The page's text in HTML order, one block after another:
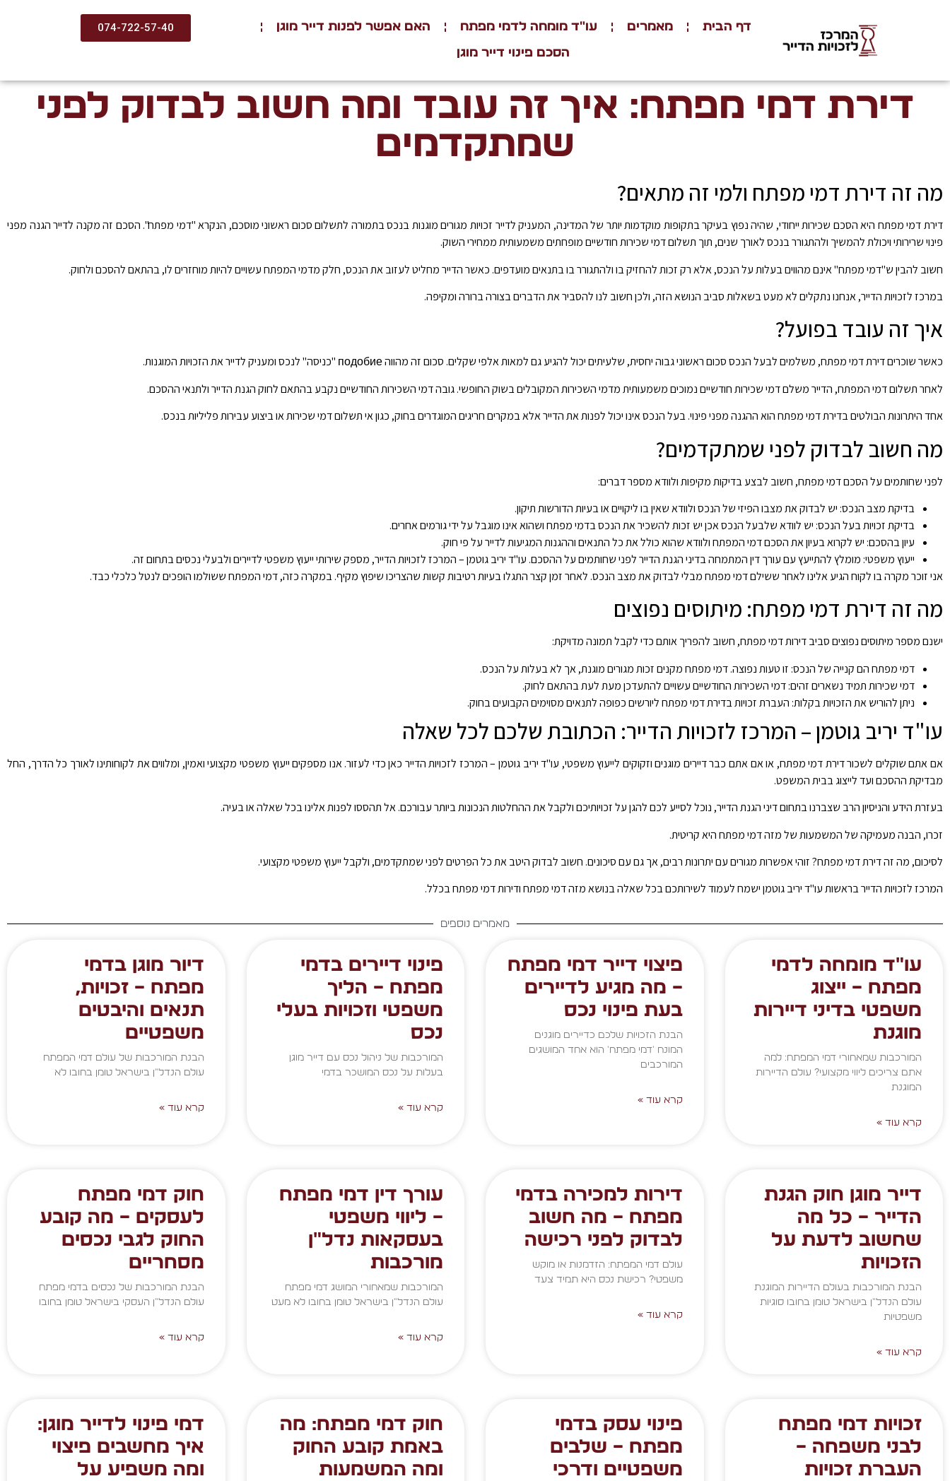
דף הבית מאמרים עו"ד מומחה לדמי מפתח האם אפשר לפנות דייר מוגן
הסכם פינוי דייר מוגן
074-722-57-40
דירת דמי מפתח: איך זה עובד ומה חשוב לבדוק לפני
שמתקדמים
מה זה דירת דמי מפתח ולמי זה מתאים?
דירת דמי מפתח היא הסכם שכירות ייחודי, שהיה נפוץ בעיקר בתקופות מוקדמות יותר של המדינה, המעניק לדייר זכויות מגורים מוגנות בנכס בתמורה לתשלום סכום ראשוני מוסכם, הנקרא "דמי מפתח". הסכם זה מקנה לדייר הגנה מפני
פינוי שרירותי ויכולת להמשיך ולהתגורר בנכס לאורך שנים, תוך תשלום דמי שכירות חודשיים מופחתים משמעותית ממחירי השוק.
חשוב להבין ש"דמי מפתח" אינם מהווים בעלות על הנכס, אלא רק זכות להחזיק בו ולהתגורר בו בתנאים מועדפים. כאשר הדייר מחליט לעזוב את הנכס, חלק מדמי המפתח עשויים להיות מוחזרים לו, בהתאם להסכם ולחוק.
במרכז לזכויות הדייר, אנחנו נתקלים לא מעט בשאלות סביב הנושא הזה, ולכן חשוב לנו להסביר את הדברים בצורה ברורה ומקיפה.
איך זה עובד בפועל?
כאשר שוכרים דירת דמי מפתח, משלמים לבעל הנכס סכום ראשוני גבוה יחסית, שלעיתים יכול להגיע גם למאות אלפי שקלים. סכום זה מהווה подобие "כניסה" לנכס ומעניק לדייר את הזכויות המוגנות.
לאחר תשלום דמי המפתח, הדייר משלם דמי שכירות חודשיים נמוכים משמעותית מדמי השכירות המקובלים בשוק החופשי. גובה דמי השכירות החודשיים נקבע בהתאם לחוק הגנת הדייר ולתנאי ההסכם.
אחד היתרונות הבולטים בדירת דמי מפתח הוא ההגנה מפני פינוי. בעל הנכס אינו יכול לפנות את הדייר אלא במקרים חריגים המוגדרים בחוק, כגון אי תשלום דמי שכירות או ביצוע עבירות פליליות בנכס.
מה חשוב לבדוק לפני שמתקדמים?
לפני שחותמים על הסכם דמי מפתח, חשוב לבצע בדיקות מקיפות ולוודא מספר דברים:
בדיקת מצב הנכס: יש לבדוק את מצבו הפיזי של הנכס ולוודא שאין בו ליקויים או בעיות הדורשות תיקון.
בדיקת זכויות בעל הנכס: יש לוודא שלבעל הנכס אכן יש זכות להשכיר את הנכס בדמי מפתח ושהוא אינו מוגבל על ידי גורמים אחרים.
עיון בהסכם: יש לקרוא בעיון את הסכם דמי המפתח ולוודא שהוא כולל את כל התנאים וההגנות המגיעות לדייר על פי חוק.
ייעוץ משפטי: מומלץ להתייעץ עם עורך דין המתמחה בדיני הגנת הדייר לפני שחותמים על ההסכם. עו"ד יריב גוטמן – המרכז לזכויות הדייר, מספק שירותי ייעוץ משפטי לדיירים ולבעלי נכסים בתחום זה.
אני זוכר מקרה בו לקוח הגיע אלינו לאחר ששילם דמי מפתח מבלי לבדוק את מצב הנכס. לאחר זמן קצר התגלו בעיות רטיבות קשות שהצריכו שיפוץ מקיף. במקרה כזה, דמי המפתח ששולמו הופכים לנטל כלכלי כבד.
מה זה דירת דמי מפתח: מיתוסים נפוצים
ישנם מספר מיתוסים נפוצים סביב דירות דמי מפתח, חשוב להפריך אותם כדי לקבל תמונה מדויקת:
דמי מפתח הם קנייה של הנכס: זו טעות נפוצה. דמי מפתח מקנים זכות מגורים מוגנת, אך לא בעלות על הנכס.
דמי שכירות תמיד נשארים זהים: דמי השכירות החודשיים עשויים להתעדכן מעת לעת בהתאם לחוק.
ניתן להוריש את הזכויות בקלות: העברת זכויות בדירת דמי מפתח ליורשים כפופה לתנאים מסוימים הקבועים בחוק.
עו"ד יריב גוטמן – המרכז לזכויות הדייר: הכתובת שלכם לכל שאלה
אם אתם שוקלים לשכור דירת דמי מפתח, או אם אתם כבר דיירים מוגנים וזקוקים לייעוץ משפטי, עו"ד יריב גוטמן – המרכז לזכויות הדייר כאן כדי לעזור. אנו מספקים ייעוץ משפטי מקצועי ואמין, ומלווים את לקוחותינו לאורך כל הדרך, החל
מבדיקת ההסכם ועד לייצוג בבית המשפט.
בעזרת הידע והניסיון הרב שצברנו בתחום דיני הגנת הדייר, נוכל לסייע לכם להגן על זכויותיכם ולקבל את ההחלטות הנכונות ביותר עבורכם. אל תהססו לפנות אלינו בכל שאלה או בעיה.
זכרו, הבנה מעמיקה של המשמעות של מזה דמי מפתח היא קריטית.
לסיכום, מה זה דירת דמי מפתח? זוהי אפשרות מגורים עם יתרונות רבים, אך גם עם סיכונים. חשוב לבדוק היטב את כל הפרטים לפני שמתקדמים, ולקבל ייעוץ משפטי מקצועי.
המרכז לזכויות הדייר בראשות עו"ד יריב גוטמן ישמח לעמוד לשירותכם בכל שאלה בנושא מזה דמי מפתח ודירות דמי מפתח בכלל.
מאמרים נוספים
עו"ד מומחה לדמי
מפתח – ייצוג
משפטי בדיני דיירות
מוגנת
המורכבות שמאחורי דמי המפתח: למה
אתם צריכים ליווי מקצועי? עולם הדיירות
המוגנת
קרא עוד »
פיצוי דייר דמי מפתח
– מה מגיע לדיירים
בעת פינוי נכס
הבנת הזכויות שלכם כדיירים מוגנים
המונח 'דמי מפתח' הוא אחד המושגים
המורכבים
קרא עוד »
פינוי דיירים בדמי
מפתח – הליך
משפטי וזכויות בעלי
נכס
המורכבות של ניהול נכס עם דייר מוגן
בעלות על נכס המושכר בדמי
קרא עוד »
דיור מוגן בדמי
מפתח – זכויות,
תנאים והיבטים
משפטיים
הבנת המורכבות של עולם דמי המפתח
עולם הנדל"ן בישראל טומן בחובו לא
קרא עוד »
דייר מוגן חוק הגנת
הדייר – כל מה
שחשוב לדעת על
הזכויות
הבנת המורכבות בעולם הדיירות המוגנת
עולם הנדל"ן בישראל טומן בחובו סוגיות
משפטיות
קרא עוד »
דירות למכירה בדמי
מפתח – מה חשוב
לבדוק לפני רכישה
עולם דמי המפתח: הזדמנות או מוקש
משפטי? רכישת נכס היא תמיד צעד
קרא עוד »
עורך דין דמי מפתח
– ליווי משפטי
בעסקאות נדל״ן
מורכבות
המורכבות שמאחורי המושג דמי מפתח
עולם הנדל"ן בישראל טומן בחובו לא מעט
קרא עוד »
חוק דמי מפתח
לעסקים – מה קובע
החוק לגבי נכסים
מסחריים
הבנת המורכבות של נכסים בדמי מפתח
עולם הנדל"ן העסקי בישראל טומן בחובו
קרא עוד »
זכויות דמי מפתח
לבני משפחה –
העברת זכויות
פינוי עסק בדמי
מפתח – שלבים
משפטיים ודרכי
חוק דמי מפתח: מה
באמת קובע החוק
ומה המשמעות
דמי פינוי לדייר מוגן:
איך מחשבים פיצוי
ומה משפיע על